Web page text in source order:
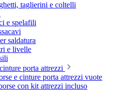
taglierini e coltelli
e spelafili
saldatura
e livelle
porta attrezzi
e cinture porta attrezzi vuote
con kit attrezzi incluso